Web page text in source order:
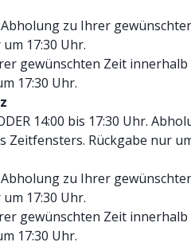
Abholung zu Ihrer
17:30 Uhr.
gewünschten Zeit innerhalb
17:30 Uhr.
14:00 bis 17:30 Uhr.
Rückgabe nur
Abholung zu Ihrer
17:30 Uhr.
gewünschten Zeit innerhalb
17:30 Uhr.